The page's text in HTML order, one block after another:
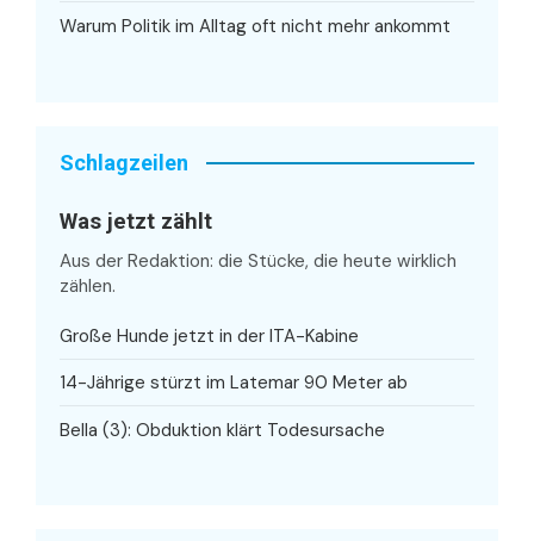
Warum Politik im Alltag oft nicht mehr ankommt
Schlagzeilen
Was jetzt zählt
Aus der Redaktion: die Stücke, die heute wirklich
zählen.
Große Hunde jetzt in der ITA-Kabine
14-Jährige stürzt im Latemar 90 Meter ab
Bella (3): Obduktion klärt Todesursache